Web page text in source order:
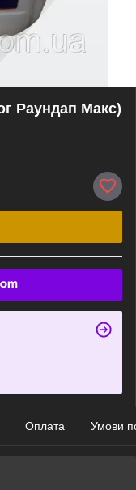
Раундап Макс)
Оплата Умови